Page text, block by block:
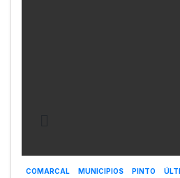
COMARCAL MUNICIPIOS PINTO